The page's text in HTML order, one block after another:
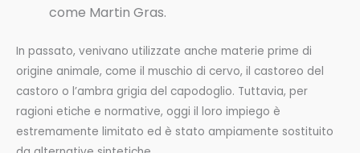
come Martin Gras.
In passato, venivano utilizzate anche materie prime di
origine animale, come il muschio di cervo, il castoreo del
castoro o l’ambra grigia del capodoglio. Tuttavia, per
ragioni etiche e normative, oggi il loro impiego è
estremamente limitato ed è stato ampiamente sostituito